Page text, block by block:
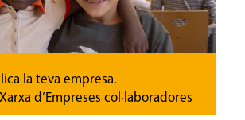
la teva empresa.
d’Empreses col·laboradores